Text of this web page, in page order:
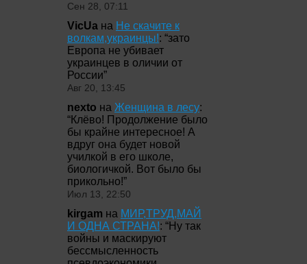
Сен 28, 07:11
VicUa на Не скачите к
волкам,украинцы!: “зато
Европа не убивает
украинцев в оличии от
России”
Авг 20, 13:45
nexto на Женщина в лесу:
“Клёво! Продолжение было
бы крайне интересное! А
вдруг она будет новой
училкой в его школе,
биологичкой. Вот было бы
прикольно!”
Июл 13, 22:50
kirgam на МИР,ТРУД,МАЙ
И ОДНА СТРАНА!: “Ну так
войны и маскируют
бессмысленность